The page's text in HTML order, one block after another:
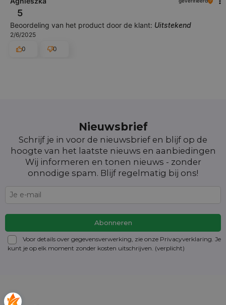
5
Beoordeling van het product door de klant: Uitstekend
2/6/2025
0
0
Nieuwsbrief
Schrijf je in voor de nieuwsbrief en blijf op de
hoogte van het laatste nieuws en aanbiedingen
Wij informeren en tonen nieuws - zonder
onnodige spam. Blijf regelmatig bij ons!
Voor details over gegevensverwerking, zie onze Privacyverklaring. Je
kunt je op elk moment zonder kosten uitschrijven. (verplicht)